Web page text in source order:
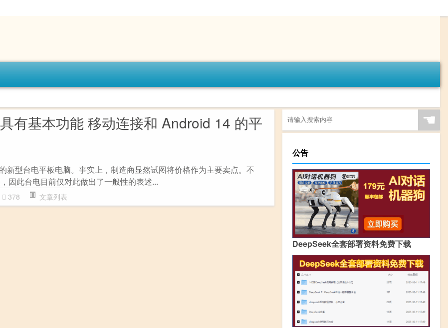
有基本功能 移动连接和 Android 14 的平
新型台电平板电脑。事实上，制造商显然试图将价格作为主要卖点。不
因此台电目前仅对此做出了一般性的表述...
378 文章列表
☚
公告
DeepSeek全套部署资料免费下载